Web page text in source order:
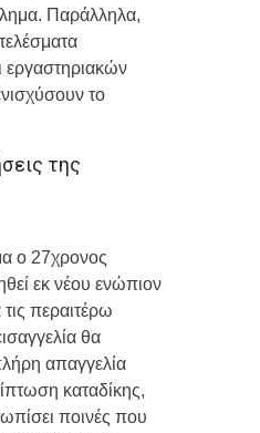
Παράλληλα,
εργαστηριακών
το
της
ο 27χρονος
εκ νέου ενώπιον
περαιτέρω
θα
απαγγελία
καταδίκης,
ποινές που